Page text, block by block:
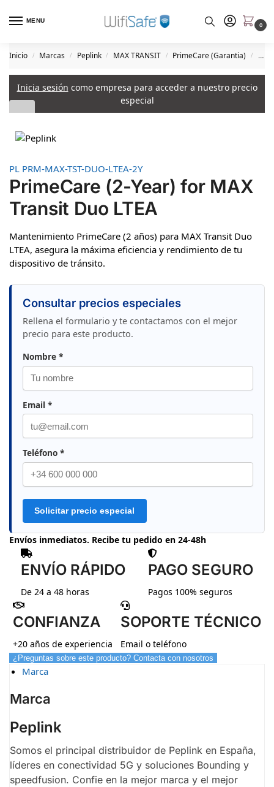
MENU
0
Inicio / Marcas / Peplink / MAX TRANSIT / PrimeCare (Garantia) /
Inicia sesión como empresa para acceder a nuestro precio
especial
PL PRM-MAX-TST-DUO-LTEA-2Y
PrimeCare (2-Year) for MAX
Transit Duo LTEA
Mantenimiento PrimeCare (2 años) para MAX Transit Duo
LTEA, asegura la máxima eficiencia y rendimiento de tu
dispositivo de tránsito.
Consultar precios especiales
Rellena el formulario y te contactamos con el mejor
precio para este producto.
Nombre *
Email *
Teléfono *
Solicitar precio especial
Envíos inmediatos. Recibe tu pedido en 24-48h
ENVÍO RÁPIDO
De 24 a 48 horas
PAGO SEGURO
Pagos 100% seguros
CONFIANZA
+20 años de experiencia
SOPORTE TÉCNICO
Email o teléfono
¿Preguntas sobre este producto? Contacta con nosotros
Marca
Marca
Peplink
Somos el principal distribuidor de Peplink en España,
líderes en conectividad 5G y soluciones Bounding y
speedfusion. Confie en la mejor marca y el mejor